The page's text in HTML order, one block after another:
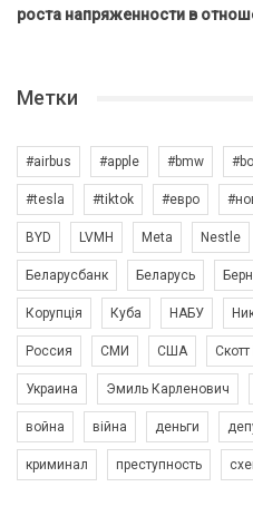
роста напряженности в
Метки
#airbus #apple #bmw
#tesla #tiktok #евро
BYD LVMH Meta Nestle
Беларусбанк Беларусь
Корупція Куба НАБУ
Россия СМИ США Скотт
Украина Эмиль Карленович
война війна деньги
криминал преступность